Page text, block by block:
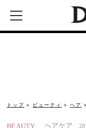
トップ ビューティ ヘア
BEAUTY ヘアケア